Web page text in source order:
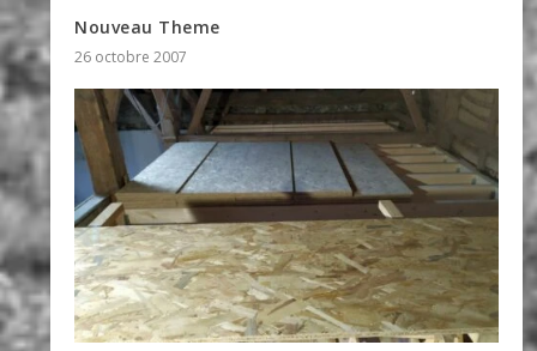
Nouveau Theme
26 octobre 2007